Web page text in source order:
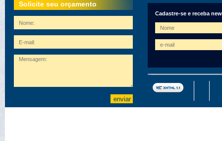
Solicite seu orçamento
Cadastre-se e receba